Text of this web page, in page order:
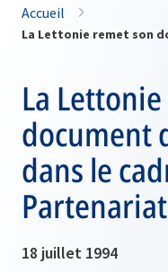
Accueil
La
document
dans le
18 juillet 1994